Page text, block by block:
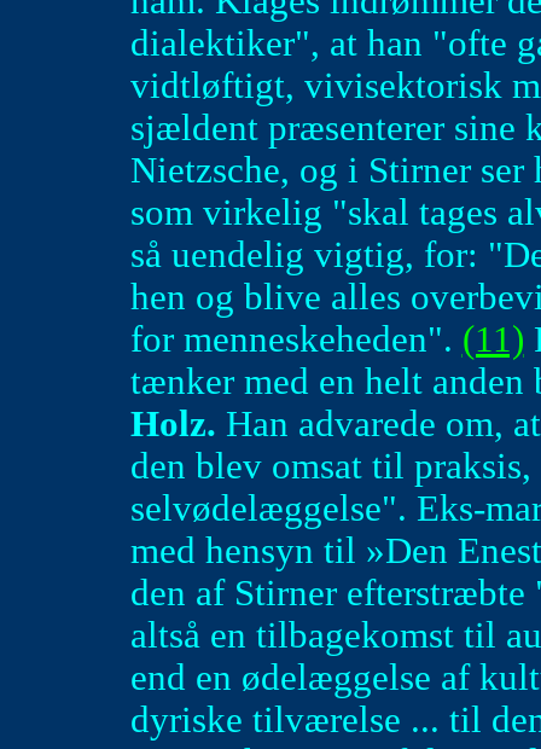
dialektiker", at han "ofte
vidtløftigt, vivisektorisk
sjældent præsenterer sine
Nietzsche, og i Stirner
som virkelig "skal tages
så uendelig vigtig, for:
hen og blive alles
for menneskeheden". (11)
tænker med en helt
Holz. Han advarede om,
den blev omsat til
selvødelæggelse". Eks-
med hensyn til »Den
den af Stirner
altså en tilbagekomst til
end en ødelæggelse af
dyriske tilværelse ... til